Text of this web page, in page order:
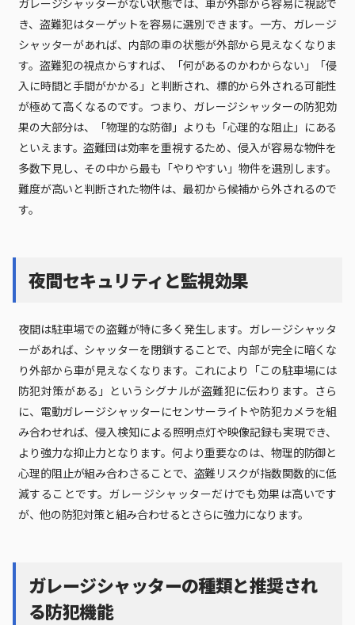
ガレージシャッターがない状態では、車が外部から容易に視認で
き、盗難犯はターゲットを容易に選別できます。一方、ガレージ
シャッターがあれば、内部の車の状態が外部から見えなくなりま
す。盗難犯の視点からすれば、「何があるのかわからない」「侵
入に時間と手間がかかる」と判断され、標的から外される可能性
が極めて高くなるのです。つまり、ガレージシャッターの防犯効
果の大部分は、「物理的な防御」よりも「心理的な阻止」にある
といえます。盗難団は効率を重視するため、侵入が容易な物件を
多数下見し、その中から最も「やりやすい」物件を選別します。
難度が高いと判断された物件は、最初から候補から外されるので
す。
夜間セキュリティと監視効果
夜間は駐車場での盗難が特に多く発生します。ガレージシャッタ
ーがあれば、シャッターを閉鎖することで、内部が完全に暗くな
り外部から車が見えなくなります。これにより「この駐車場には
防犯対策がある」というシグナルが盗難犯に伝わります。さら
に、電動ガレージシャッターにセンサーライトや防犯カメラを組
み合わせれば、侵入検知による照明点灯や映像記録も実現でき、
より強力な抑止力となります。何より重要なのは、物理的防御と
心理的阻止が組み合わさることで、盗難リスクが指数関数的に低
減することです。ガレージシャッターだけでも効果は高いです
が、他の防犯対策と組み合わせるとさらに強力になります。
ガレージシャッターの種類と推奨され
る防犯機能